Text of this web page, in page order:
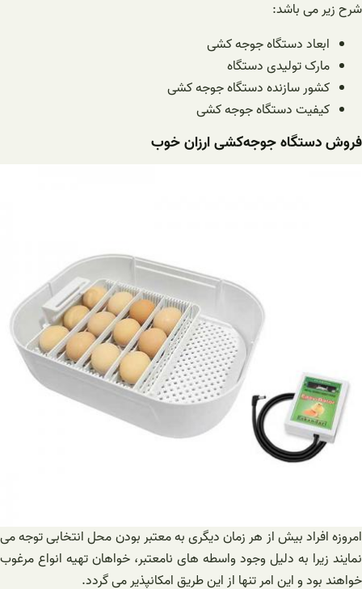
شرح زیر می باشد:
ابعاد دستگاه جوجه کشی
مارک تولیدی دستگاه
کشور سازندهدستگاه جوجه کشی
کیفیت دستگاه جوجه کشی
فروش دستگاه ‌جوجه‌کشی ‌ارزان خوب
امروزه افراد بیش از هر زمان دیگری به معتبر بودن محل انتخابی توجه می
نمایند زیرا به دلیل وجود واسطه های نامعتبر، خواهان تهیه انواع مرغوب
خواهند بود و این امر تنها از این طریق امکانپذیر می گردد.